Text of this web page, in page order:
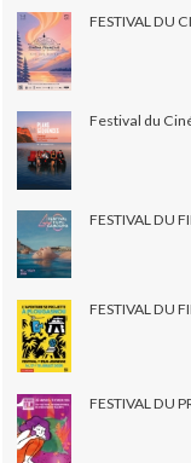
FESTIVAL DU
Festival du
FESTIVAL DU
FESTIVAL DU
FESTIVAL DU